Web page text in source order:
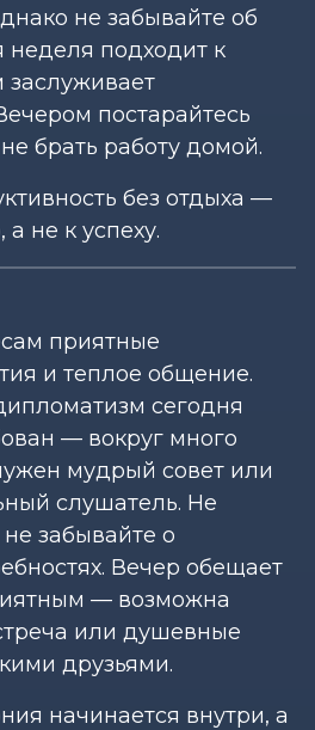
не забывайте об
подходит к
заслуживает
постарайтесь
брать работу домой.
без отдыха —
не к успеху.
приятные
и теплое общение.
сегодня
— вокруг много
мудрый совет или
слушатель. Не
забывайте о
Вечер обещает
— возможна
или душевные
друзьями.
начинается внутри, а